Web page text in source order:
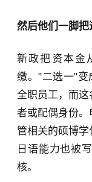
然后他们一脚把
新政把资本金
缴。"二选一"
全职员工，而
者或配偶身份
管相关的硕博学
日语能力也被
核。